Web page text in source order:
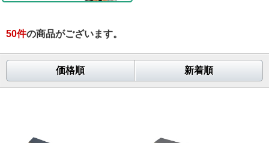
50件の商品がございます。
価格順 新着順